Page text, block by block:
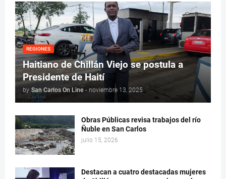
REGIONES
Haitiano de Chillán Viejo se postula a
Presidente de Haití
by San Carlos On Line - noviembre 13, 2025
Obras Públicas revisa trabajos del río
Ñuble en San Carlos
julio 15, 2026
Destacan a cuatro destacadas mujeres